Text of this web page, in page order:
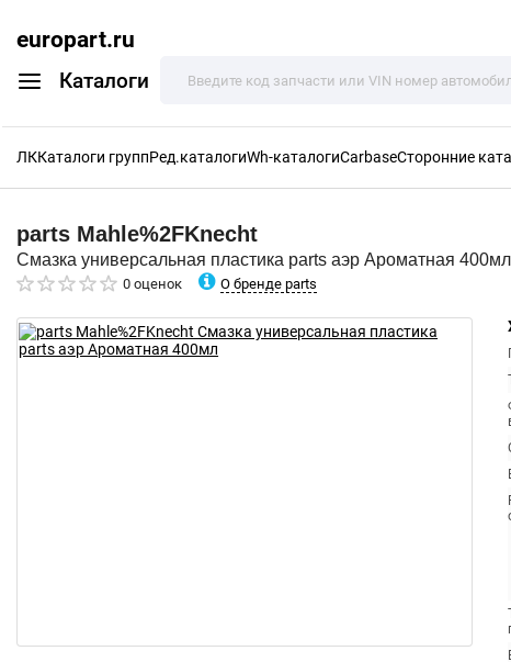
europart.ru
Каталоги
ЛККаталоги группРед.каталогиWh-каталогиCarbaseСторонние
parts Mahle%2FKnecht
Смазка универсальная пластика parts аэр Ароматная 400мл
0 оценок О бренде parts